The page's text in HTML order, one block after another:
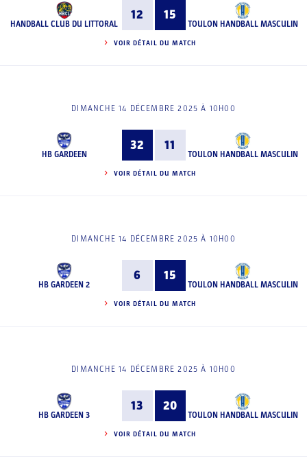
HANDBALL CLUB DU LITTORAL
12 15
TOULON HANDBALL MASCULIN
VOIR DÉTAIL DU MATCH
DIMANCHE 14 DÉCEMBRE 2025 À 10H00
HB GARDEEN
32 11
TOULON HANDBALL MASCULIN
VOIR DÉTAIL DU MATCH
DIMANCHE 14 DÉCEMBRE 2025 À 10H00
HB GARDEEN 2
6 15
TOULON HANDBALL MASCULIN
VOIR DÉTAIL DU MATCH
DIMANCHE 14 DÉCEMBRE 2025 À 10H00
HB GARDEEN 3
13 20
TOULON HANDBALL MASCULIN
VOIR DÉTAIL DU MATCH